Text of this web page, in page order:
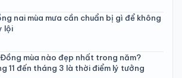
nai mùa mưa cần chuẩn bị gì để không
lội
mùa nào đẹp nhất trong năm?
11 đến tháng 3 là thời điểm lý tưởng